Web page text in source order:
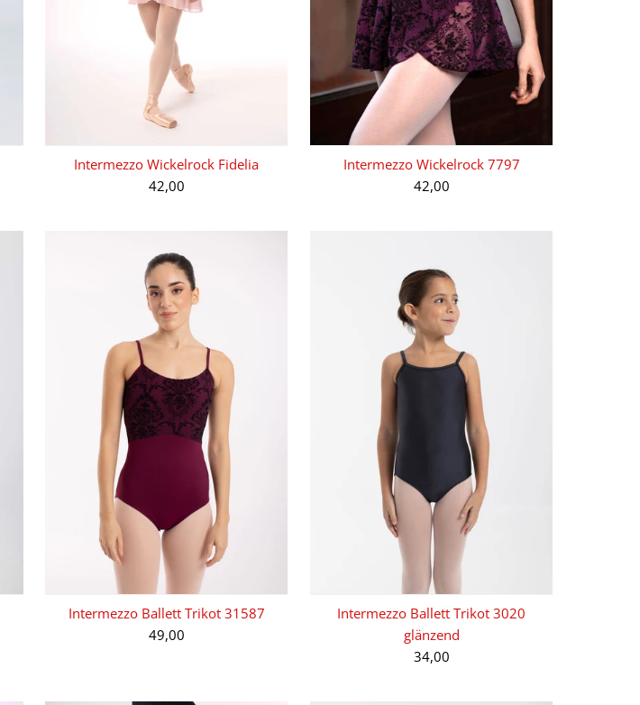
Intermezzo Wickelrock Fidelia
42,00
Intermezzo Wickelrock 7797
42,00
Intermezzo Ballett Trikot 31587
49,00
Intermezzo Ballett Trikot 3020
glänzend
34,00